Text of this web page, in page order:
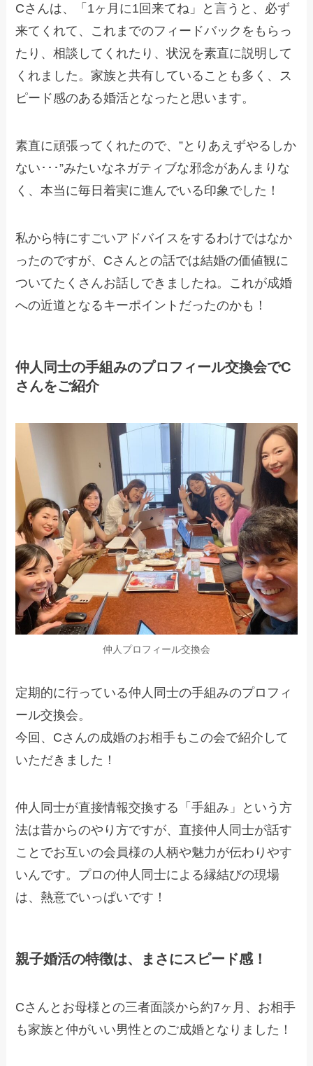
Cさんは、「1ヶ月に1回来てね」と言うと、必ず
来てくれて、これまでのフィードバックをもらっ
たり、相談してくれたり、状況を素直に説明して
くれました。家族と共有していることも多く、ス
ピード感のある婚活となったと思います。
素直に頑張ってくれたので、”とりあえずやるしか
ない･･･”みたいなネガティブな邪念があんまりな
く、本当に毎日着実に進んでいる印象でした！
私から特にすごいアドバイスをするわけではなか
ったのですが、Cさんとの話では結婚の価値観に
ついてたくさんお話しできましたね。これが成婚
への近道となるキーポイントだったのかも！
仲人同士の手組みのプロフィール交換会でC
さんをご紹介
仲人プロフィール交換会
定期的に行っている仲人同士の手組みのプロフィ
ール交換会。
今回、Cさんの成婚のお相手もこの会で紹介して
いただきました！
仲人同士が直接情報交換する「手組み」という方
法は昔からのやり方ですが、直接仲人同士が話す
ことでお互いの会員様の人柄や魅力が伝わりやす
いんです。プロの仲人同士による縁結びの現場
は、熱意でいっぱいです！
親子婚活の特徴は、まさにスピード感！
Cさんとお母様との三者面談から約7ヶ月、お相手
も家族と仲がいい男性とのご成婚となりました！